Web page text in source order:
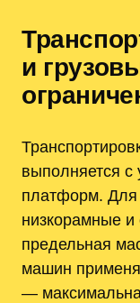
и
выполняется с
платформ. Для
низкорамные
предельная
машин
—